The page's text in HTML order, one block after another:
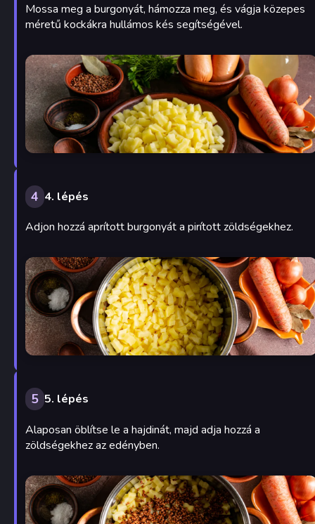
Mossa meg a burgonyát, hámozza meg, és vágja közepes
méretű kockákra hullámos kés segítségével.
4 4. lépés
Adjon hozzá aprított burgonyát a pirított zöldségekhez.
5 5. lépés
Alaposan öblítse le a hajdinát, majd adja hozzá a
zöldségekhez az edényben.